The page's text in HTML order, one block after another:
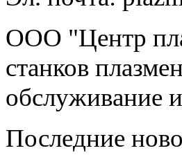
ООО "Центр
станков
обслуживание
Последние